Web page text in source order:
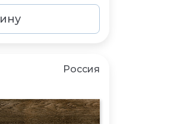
Россия